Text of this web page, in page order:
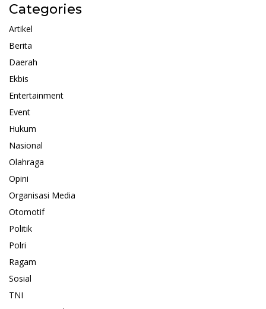
Categories
Artikel
Berita
Daerah
Ekbis
Entertainment
Event
Hukum
Nasional
Olahraga
Opini
Organisasi Media
Otomotif
Politik
Polri
Ragam
Sosial
TNI